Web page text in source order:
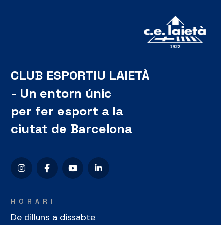
CLUB ESPORTIU LAIETÀ
- Un entorn únic
per fer esport a la
ciutat de Barcelona
HORARI
De dilluns a dissabte